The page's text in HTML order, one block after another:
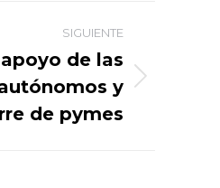
SIGUIENTE
de las
y
de pymes